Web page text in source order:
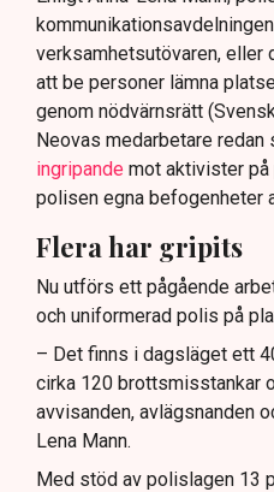
verksamhetsutövaren, eller
att be personer lämna
genom nödvärnsrätt
Neovas medarbetare redan
ingripande mot aktivister på
polisen egna befogenheter
Flera har gripits
Nu utförs ett pågående
och uniformerad polis på
– Det finns i dagsläget ett
cirka 120 brottsmisstankar
avvisanden, avlägsnanden
Lena Mann.
Med stöd av polislagen 13